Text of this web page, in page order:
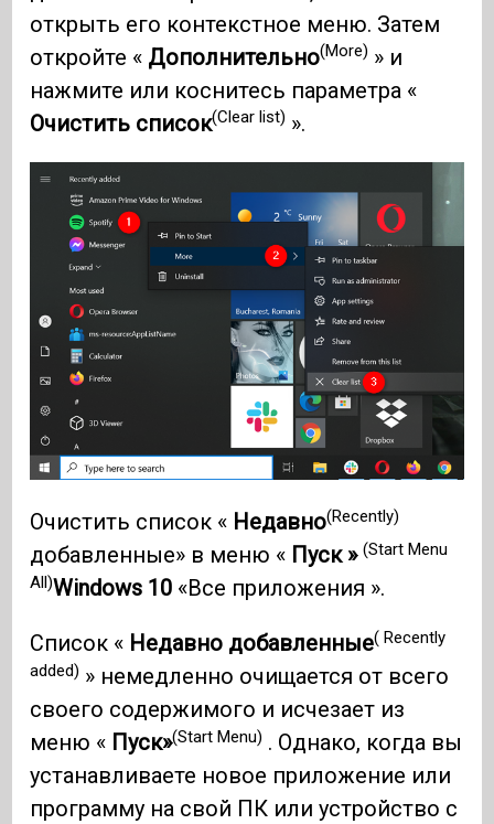
открыть его контекстное меню. Затем
откройте « Дополнительно(More) » и
нажмите или коснитесь параметра «
Очистить список(Clear list) ».
Очистить список « Недавно(Recently)
добавленные» в меню « Пуск »(Start Menu
All)Windows 10 «Все приложения ».
Список « Недавно добавленные( Recently
added) » немедленно очищается от всего
своего содержимого и исчезает из
меню « Пуск»(Start Menu) . Однако, когда вы
устанавливаете новое приложение или
программу на свой ПК или устройство с